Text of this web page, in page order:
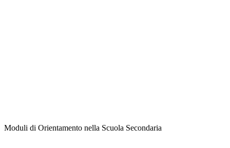
Moduli di Orientamento nella Scuola Secondaria